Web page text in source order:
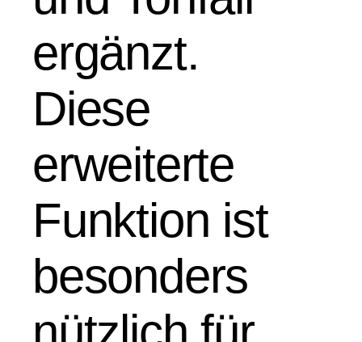
ergänzt.
Diese
erweiterte
Funktion ist
besonders